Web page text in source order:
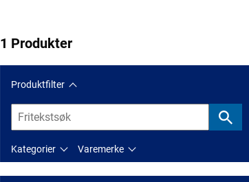
1 Produkter
Produktfilter
Kategorier Varemerke